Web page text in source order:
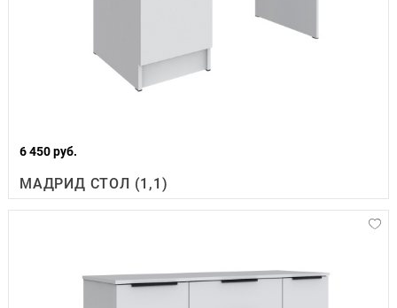
6 450 руб.
МАДРИД СТОЛ (1,1)